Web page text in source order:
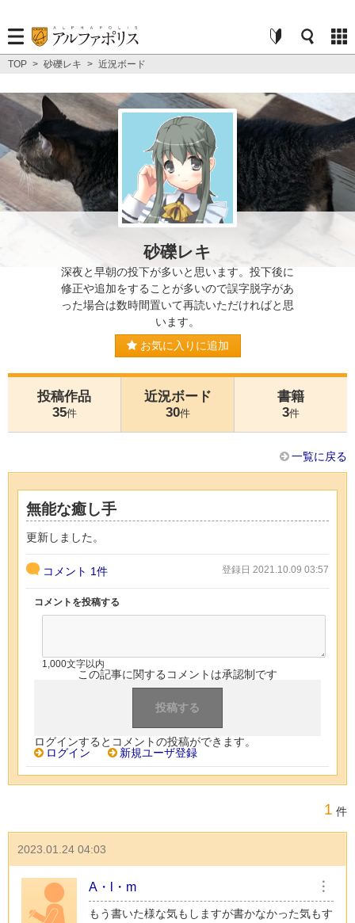
TOP > 砂礫レキ > 近況ボード
砂礫レキ
深夜と早朝の投下が多いと思います。投下後に
修正や追加をすることが多いので誤字脱字があ
った場合は数時間置いて再読いただければと思
います。
お気に入りに追加
投稿作品
35件
近況ボード
30件
書籍
3件
一覧に戻る
無能な癒し手
更新しました。
コメント 1件 登録日 2021.10.09 03:57
コメントを投稿する
1,000文字以内
この記事に関するコメントは承認制です
ログインするとコメントの投稿ができます。
ログイン
新規ユーザ登録
1 件
2023.01.24 04:03
A・l・m ︙
もう書いた様な気もしますが書かなかった気もす